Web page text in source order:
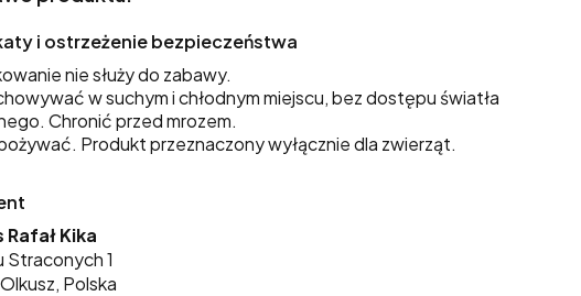
i ostrzeżenie bezpieczeństwa
nie służy do zabawy.
w suchym i chłodnym miejscu, bez dostępu światła
Chronić przed mrozem.
Produkt przeznaczony wyłącznie dla zwierząt.
Rafał Kika
1
Polska